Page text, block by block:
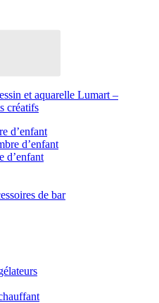
et aquarelle Lumart –
créatifs
d’enfant
d’enfant
d’enfant
de bar